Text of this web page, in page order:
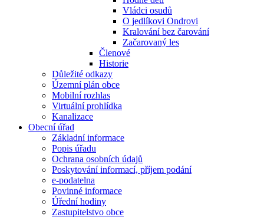
Vládci osudů
O jedlíkovi Ondrovi
Kralování bez čarování
Začarovaný les
Členové
Historie
Důležité odkazy
Územní plán obce
Mobilní rozhlas
Virtuální prohlídka
Kanalizace
Obecní úřad
Základní informace
Popis úřadu
Ochrana osobních údajů
Poskytování informací, příjem podání
e-podatelna
Povinné informace
Úřední hodiny
Zastupitelstvo obce